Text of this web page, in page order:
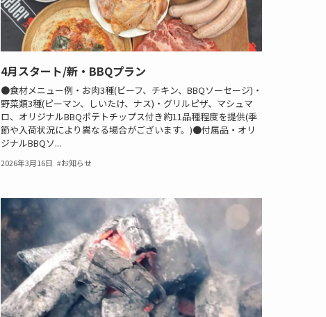
4月スタート/新・BBQプラン
●食材メニュー例・お肉3種(ビーフ、チキン、BBQソーセージ)・
野菜類3種(ピーマン、しいたけ、ナス)・グリルピザ、マシュマ
ロ、オリジナルBBQポテトチップス付き約11品種程度を提供(季
節や入荷状況により異なる場合がございます。)●付属品・オリ
ジナルBBQソ...
2026年3月16日 お知らせ